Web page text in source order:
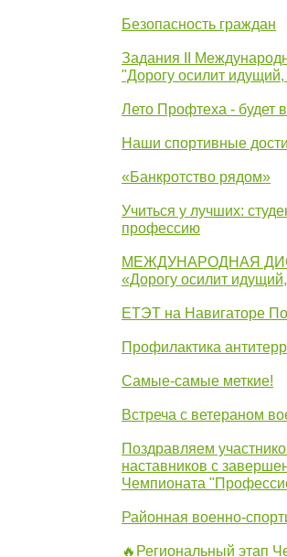
Безопасность граждан
Задания II
"Дорогу осилит
Лето Профтеха - будет
Наши спортивные
«Банкротство рядом»
Учиться у лучших:
профессию
МЕЖДУНАРОДНАЯ
«Дорогу осилит
ЕТЭТ на Навигаторе
Профилактика
Самые-самые меткие!
Встреча с ветераном
Поздравляем
наставников с
Чемпионата
Районная военно-
🔥Региональный этап